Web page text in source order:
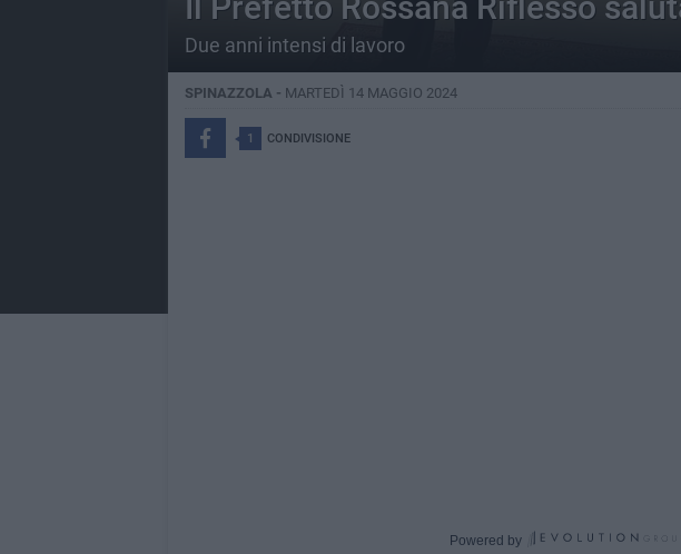
Due anni intensi di lavoro
SPINAZZOLA - MARTEDÌ 14 MAGGIO 2024
1 CONDIVISIONE
Powered by